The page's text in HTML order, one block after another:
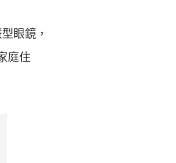
眼鏡，
庭住